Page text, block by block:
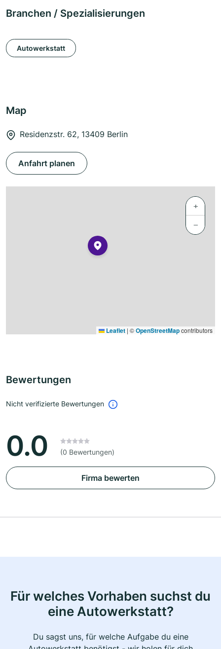
Branchen / Spezialisierungen
Autowerkstatt
Map
Residenzstr. 62, 13409 Berlin
Anfahrt planen
+
−
Leaflet | ©OpenStreetMapcontributors
Bewertungen
Nicht verifizierte Bewertungen
0.0 (0 Bewertungen)
Firma bewerten
Für welches Vorhaben suchst du
eine Autowerkstatt?
Du sagst uns, für welche Aufgabe du eine